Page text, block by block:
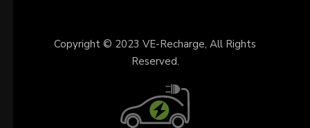
Copyright © 2023 VE-Recharge, All Rights
Reserved.